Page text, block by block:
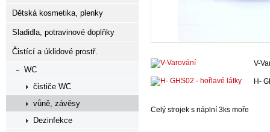
V-
H-
Celý strojek s náplní 3ks moře
Dětská kosmetika, plenky
Sladidla, potravinové doplňky
Čistící a úklidové prostř.
WC
čističe WC
vůně, závěsy
Dezinfekce